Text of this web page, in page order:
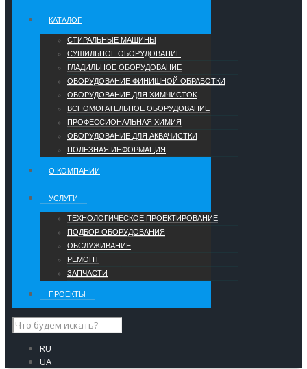
КАТАЛОГ
СТИРАЛЬНЫЕ МАШИНЫ
СУШИЛЬНОЕ ОБОРУДОВАНИЕ
ГЛАДИЛЬНОЕ ОБОРУДОВАНИЕ
ОБОРУДОВАНИЕ ФИНИШНОЙ ОБРАБОТКИ
ОБОРУДОВАНИЕ ДЛЯ ХИМЧИСТОК
ВСПОМОГАТЕЛЬНОЕ ОБОРУДОВАНИЕ
ПРОФЕССИОНАЛЬНАЯ ХИМИЯ
ОБОРУДОВАНИЕ ДЛЯ АКВАЧИСТКИ
ПОЛЕЗНАЯ ИНФОРМАЦИЯ
О КОМПАНИИ
УCЛУГИ
ТЕХНОЛОГИЧЕСКОЕ ПРОЕКТИРОВАНИЕ
ПОДБОР ОБОРУДОВАНИЯ
ОБСЛУЖИВАНИЕ
РЕМОНТ
ЗАПЧАСТИ
ПРОЕКТЫ
RU
UA